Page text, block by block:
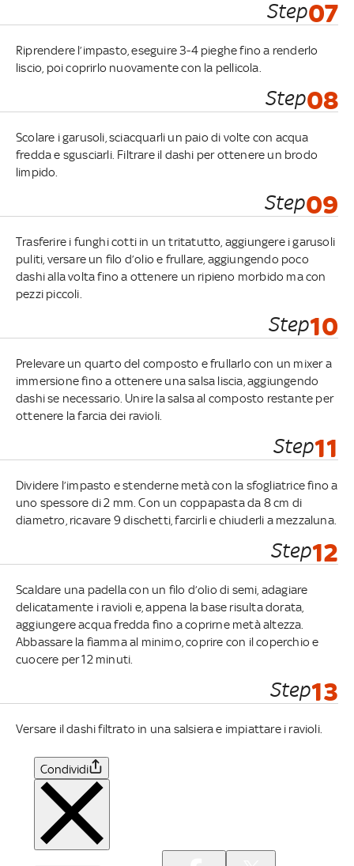
Step07
Riprendere l’impasto, eseguire 3-4 pieghe fino a renderlo
liscio, poi coprirlo nuovamente con la pellicola.
Step08
Scolare i garusoli, sciacquarli un paio di volte con acqua
fredda e sgusciarli. Filtrare il dashi per ottenere un brodo
limpido.
Step09
Trasferire i funghi cotti in un tritatutto, aggiungere i garusoli
puliti, versare un filo d’olio e frullare, aggiungendo poco
dashi alla volta fino a ottenere un ripieno morbido ma con
pezzi piccoli.
Step10
Prelevare un quarto del composto e frullarlo con un mixer a
immersione fino a ottenere una salsa liscia, aggiungendo
dashi se necessario. Unire la salsa al composto restante per
ottenere la farcia dei ravioli.
Step11
Dividere l’impasto e stenderne metà con la sfogliatrice fino a
uno spessore di 2 mm. Con un coppapasta da 8 cm di
diametro, ricavare 9 dischetti, farcirli e chiuderli a mezzaluna.
Step12
Scaldare una padella con un filo d’olio di semi, adagiare
delicatamente i ravioli e, appena la base risulta dorata,
aggiungere acqua fredda fino a coprirne metà altezza.
Abbassare la fiamma al minimo, coprire con il coperchio e
cuocere per 12 minuti.
Step13
Versare il dashi filtrato in una salsiera e impiattare i ravioli.
Condividi